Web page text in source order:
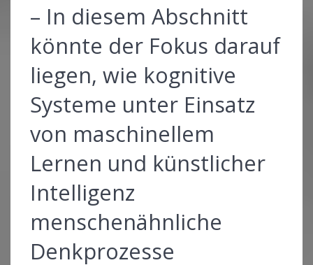
– In diesem Abschnitt
könnte der Fokus darauf
liegen, wie kognitive
Systeme unter Einsatz
von maschinellem
Lernen und künstlicher
Intelligenz
menschenähnliche
Denkprozesse